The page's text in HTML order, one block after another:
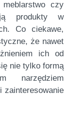
czy
produkty w
Co ciekawe,
że nawet
ich od
nie tylko formą
narzędziem
zainteresowanie